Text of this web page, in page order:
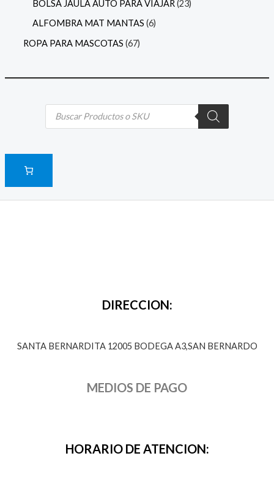
BOLSA JAULA AUTO PARA VIAJAR 23
ALFOMBRA MAT MANTAS 6
ROPA PARA MASCOTAS 67
B
e
r
DIRECCION:
SANTA BERNARDITA 12005 BODEGA A3,SAN BERNARDO
MEDIOS DE PAGO
HORARIO DE ATENCION: